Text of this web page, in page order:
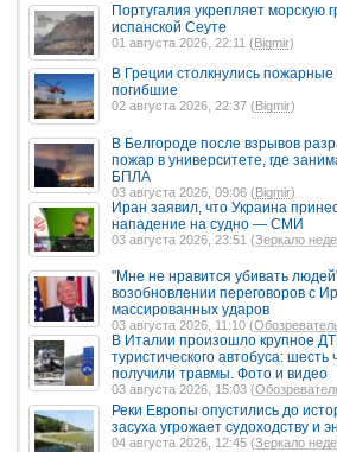
Португалия укрепляет морскую
испанской Сеуте
01 августа 2026, 22:11 (Bigmir)
В Греции столкнулись
погибшие
02 августа 2026, 22:37 ( Bigmir)
В Белгороде после взрывов
пожар в университете, где
БПЛА
03 августа 2026, 09:06 (Bigmir)
Иран заявил, что Украина
нападение на судно — СМИ
03 августа 2026, 23:51 (Зеркало
"Мне не нравится убивать
возобновлении переговоров с
массированных ударов
03 августа 2026, 11:10 (
В Италии произошло крупное
туристического автобуса: шесть
получили травмы. Фото и видео
03 августа 2026, 15:03 (
Реки Европы опустились до
засуха угрожает судоходству и
04 августа 2026, 12:45 (Зеркало